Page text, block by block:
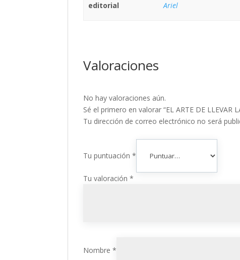
editorial Ariel
Valoraciones
No hay valoraciones aún.
Sé el primero en valorar “EL ARTE DE LLEVAR
Tu dirección de correo electrónico no será
Tu puntuación*
Tu valoración*
Nombre*